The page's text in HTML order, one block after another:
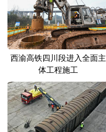
新疆 内蒙古
多语种频道
English Español
Русский язык
Deutsch Português
西渝高铁四川段进入全面主
体工程施工